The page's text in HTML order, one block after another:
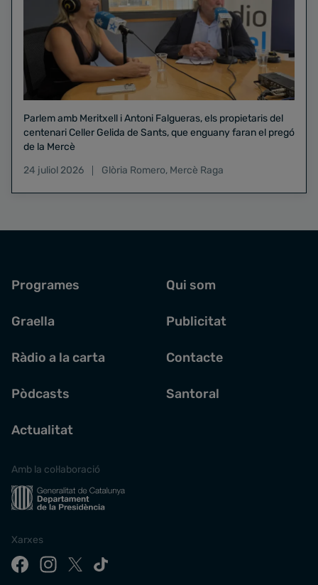
Parlem amb Meritxell i Antoni Falgueras, els propietaris del
centenari Celler Gelida de Sants, que enguany faran el pregó
de la Mercè
24 juliol 2026
Glòria Romero, Mercè Raga
Programes
Graella
Ràdio a la carta
Pòdcasts
Actualitat
Qui som
Publicitat
Contacte
Santoral
Amb la col·laboració
Xarxes